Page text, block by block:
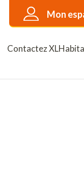
Mon
Contactez